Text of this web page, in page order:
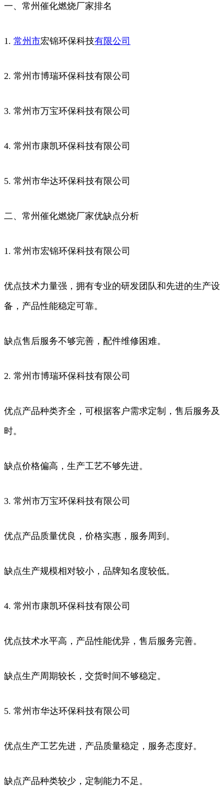
一、常州催化燃烧厂家排名
1. 常州市宏锦环保科技有限公司
2. 常州市博瑞环保科技有限公司
3. 常州市万宝环保科技有限公司
4. 常州市康凯环保科技有限公司
5. 常州市华达环保科技有限公司
二、常州催化燃烧厂家优缺点分析
1. 常州市宏锦环保科技有限公司
优点技术力量强，拥有专业的研发团队和先进的生产设
备，产品性能稳定可靠。
缺点售后服务不够完善，配件维修困难。
2. 常州市博瑞环保科技有限公司
优点产品种类齐全，可根据客户需求定制，售后服务及
时。
缺点价格偏高，生产工艺不够先进。
3. 常州市万宝环保科技有限公司
优点产品质量优良，价格实惠，服务周到。
缺点生产规模相对较小，品牌知名度较低。
4. 常州市康凯环保科技有限公司
优点技术水平高，产品性能优异，售后服务完善。
缺点生产周期较长，交货时间不够稳定。
5. 常州市华达环保科技有限公司
优点生产工艺先进，产品质量稳定，服务态度好。
缺点产品种类较少，定制能力不足。